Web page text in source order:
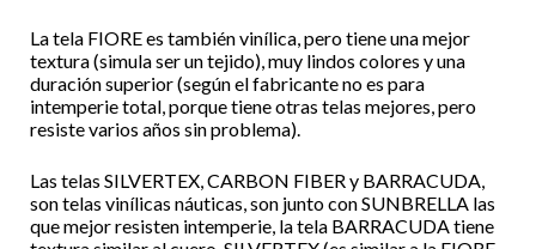
La tela FIORE es también vinílica, pero tiene una mejor
textura (simula ser un tejido), muy lindos colores y una
duración superior (según el fabricante no es para
intemperie total, porque tiene otras telas mejores, pero
resiste varios años sin problema).
Las telas SILVERTEX, CARBON FIBER y BARRACUDA,
son telas vinílicas náuticas, son junto con SUNBRELLA las
que mejor resisten intemperie, la tela BARRACUDA tiene